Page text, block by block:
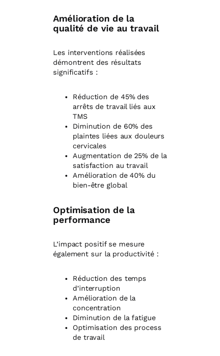
Amélioration de la
qualité de vie au travail
Les interventions réalisées
démontrent des résultats
significatifs :
Réduction de 45% des
arrêts de travail liés aux
TMS
Diminution de 60% des
plaintes liées aux douleurs
cervicales
Augmentation de 25% de la
satisfaction au travail
Amélioration de 40% du
bien-être global
Optimisation de la
performance
L’impact positif se mesure
également sur la productivité :
Réduction des temps
d’interruption
Amélioration de la
concentration
Diminution de la fatigue
Optimisation des process
de travail